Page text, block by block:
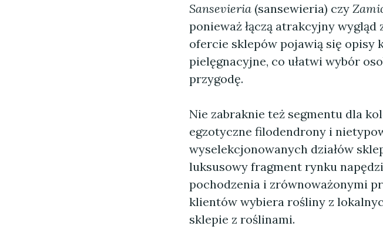
Sansevieria (sansewieria) czy
ponieważ łączą atrakcyjny
ofercie sklepów pojawią się
pielęgnacyjne, co ułatwi wybór
przygodę.
Nie zabraknie też segmentu dla
egzotyczne filodendrony i
wyselekcjonowanych działów
luksusowy fragment rynku
pochodzenia i zrównoważonymi
klientów wybiera rośliny z
sklepie z roślinami.